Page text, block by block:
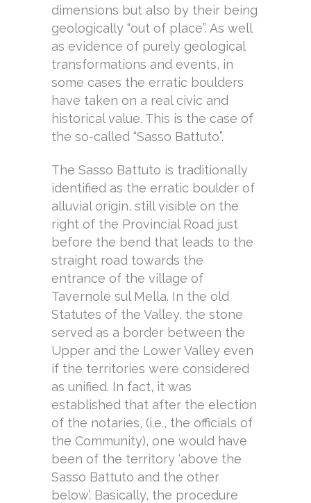
dimensions but also by their being
geologically “out of place”. As well
as evidence of purely geological
transformations and events, in
some cases the erratic boulders
have taken on a real civic and
historical value. This is the case of
the so-called “Sasso Battuto”.
The Sasso Battuto is traditionally
identified as the erratic boulder of
alluvial origin, still visible on the
right of the Provincial Road just
before the bend that leads to the
straight road towards the
entrance of the village of
Tavernole sul Mella. In the old
Statutes of the Valley, the stone
served as a border between the
Upper and the Lower Valley even
if the territories were considered
as unified. In fact, it was
established that after the election
of the notaries, (i.e., the officials of
the Community), one would have
been of the territory ‘above the
Sasso Battuto and the other
below’. Basically, the procedure